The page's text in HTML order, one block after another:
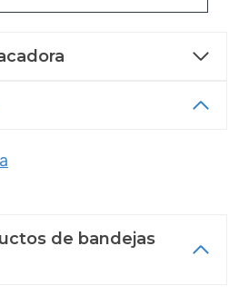
de bandejas